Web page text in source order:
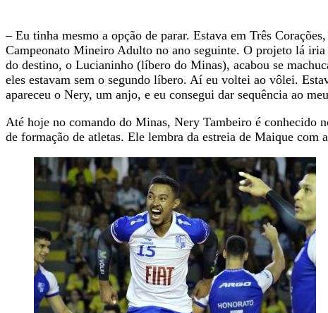
– Eu tinha mesmo a opção de parar. Estava em Três
Campeonato Mineiro Adulto no ano seguinte. O projeto lá
do destino, o Lucianinho (líbero do Minas), acabou se
eles estavam sem o segundo líbero. Aí eu voltei ao vôlei.
apareceu o Nery, um anjo, e eu consegui dar sequência ao
Até hoje no comando do Minas, Nery Tambeiro é conhecido
de formação de atletas. Ele lembra da estreia de Maique com